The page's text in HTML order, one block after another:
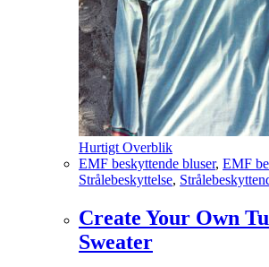
Hurtigt Overblik
EMF beskyttende bluser, EMF
Strålebeskyttelse,
Create Your Own
Sweater